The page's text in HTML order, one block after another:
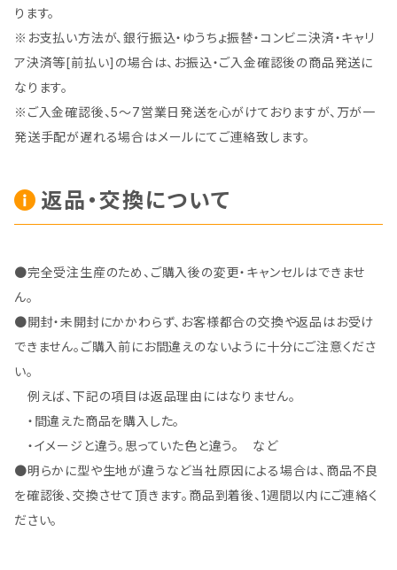
ります。
※お支払い方法が、銀行振込・ゆうちょ振替・コンビニ決済・キャリ
ア決済等[前払い]の場合は、お振込・ご入金確認後の商品発送に
なります。
※ご入金確認後、5～7営業日発送を心がけておりますが、万が一
発送手配が遅れる場合はメールにてご連絡致します。
返品・交換について
●完全受注生産のため、ご購入後の変更・キャンセルはできませ
ん。
●開封・未開封にかかわらず、お客様都合の交換や返品はお受け
できません。ご購入前にお間違えのないように十分にご注意くださ
い。
例えば、下記の項目は返品理由にはなりません。
・間違えた商品を購入した。
・イメージと違う。思っていた色と違う。 など
●明らかに型や生地が違うなど当社原因による場合は、商品不良
を確認後、交換させて頂きます。商品到着後、1週間以内にご連絡く
ださい。